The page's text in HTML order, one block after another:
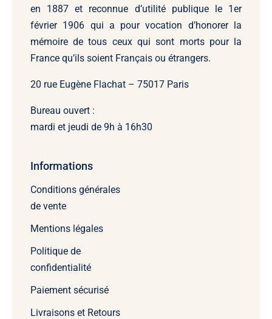
en 1887 et reconnue d’utilité publique le 1er
février 1906 qui a pour vocation d’honorer la
mémoire de tous ceux qui sont morts pour la
France qu’ils soient Français ou étrangers.
20 rue Eugène Flachat – 75017 Paris
Bureau ouvert :
mardi et jeudi de 9h à 16h30
Informations
Conditions générales
de vente
Mentions légales
Politique de
confidentialité
Paiement sécurisé
Livraisons et Retours